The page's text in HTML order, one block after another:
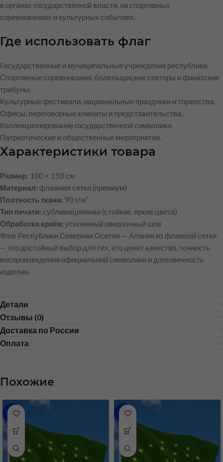
в органах государственной власти, на спортивных
соревнованиях и культурных событиях.
Где использовать флаг
Государственные и муниципальные учреждения республики.
Спортивные соревнования, болельщицкие секторы и фанатские
трибуны.
Культурные фестивали, национальные праздники и торжества.
Офисы, переговорные комнаты и представительства.
Коллекционирование государственной символики.
Патриотические и общественные мероприятия.
Характеристики товара
Размер: 100 × 150 см
Материал: флажная сетка (премиум)
Плотность ткани: 90 г/м²
Тип печати: сублимационная (стойкие, яркие цвета)
Обработка краёв: усиленный оверлочный шов
Флаг Республики Северная Осетия — Алания из флажной сетки
— это достойный выбор для тех, кто ценит качество, точность
воспроизведения официальной символики и долговечность
изделия.
Детали
Отзывы (0)
Доставка по России
Оплата
Похожие
-48% -31%